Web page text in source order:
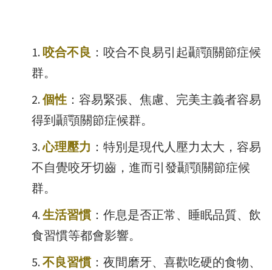
咬合不良 ：咬合不良易引起顳顎關節症候
群。
個性 ：容易緊張、焦慮、完美主義者容易
得到顳顎關節症候群。
心理壓力 ：特別是現代人壓力太大，容易
不自覺咬牙切齒，進而引發顳顎關節症候
群。
生活習慣：作息是否正常、睡眠品質、飲
食習慣等都會影響。
不良習慣：夜間磨牙、喜歡吃硬的食物、